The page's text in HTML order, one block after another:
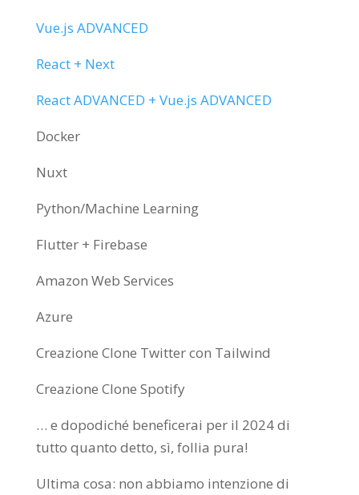
Vue.js ADVANCED
React + Next
React ADVANCED + Vue.js ADVANCED
Docker
Nuxt
Python/Machine Learning
Flutter + Firebase
Amazon Web Services
Azure
Creazione Clone Twitter con Tailwind
Creazione Clone Spotify
… e dopodiché beneficerai per il 2024 di
tutto quanto detto, sì, follia pura!
Ultima cosa: non abbiamo intenzione di